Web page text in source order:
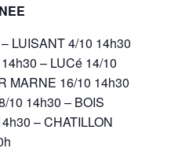
LUISANT 4/10 14h30
– LUCé 14/10
MARNE 16/10 14h30
10 14h30 – BOIS
– CHATILLON